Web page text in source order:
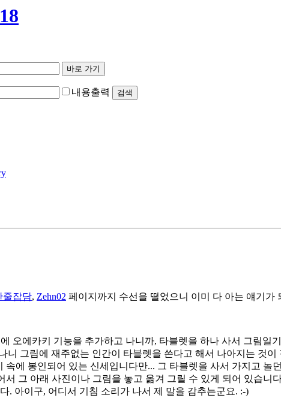
내용출력
줄잡담, Zehn02 페이지까지 수선을 떨었으니 이미 다 아는 얘기가
오에카키 기능을 추가하고 나니까, 타블렛을 하나 사서 그림일
니 그림에 재주없는 인간이 타블렛을 쓴다고 해서 나아지는 것
속에 봉인되어 있는 신세입니다만... 그 타블렛을 사서 가지고 놀
서 그 아래 사진이나 그림을 놓고 옮겨 그릴 수 있게 되어 있습니
. 아이구, 어디서 기침 소리가 나서 제 말을 감추는군요. :-)